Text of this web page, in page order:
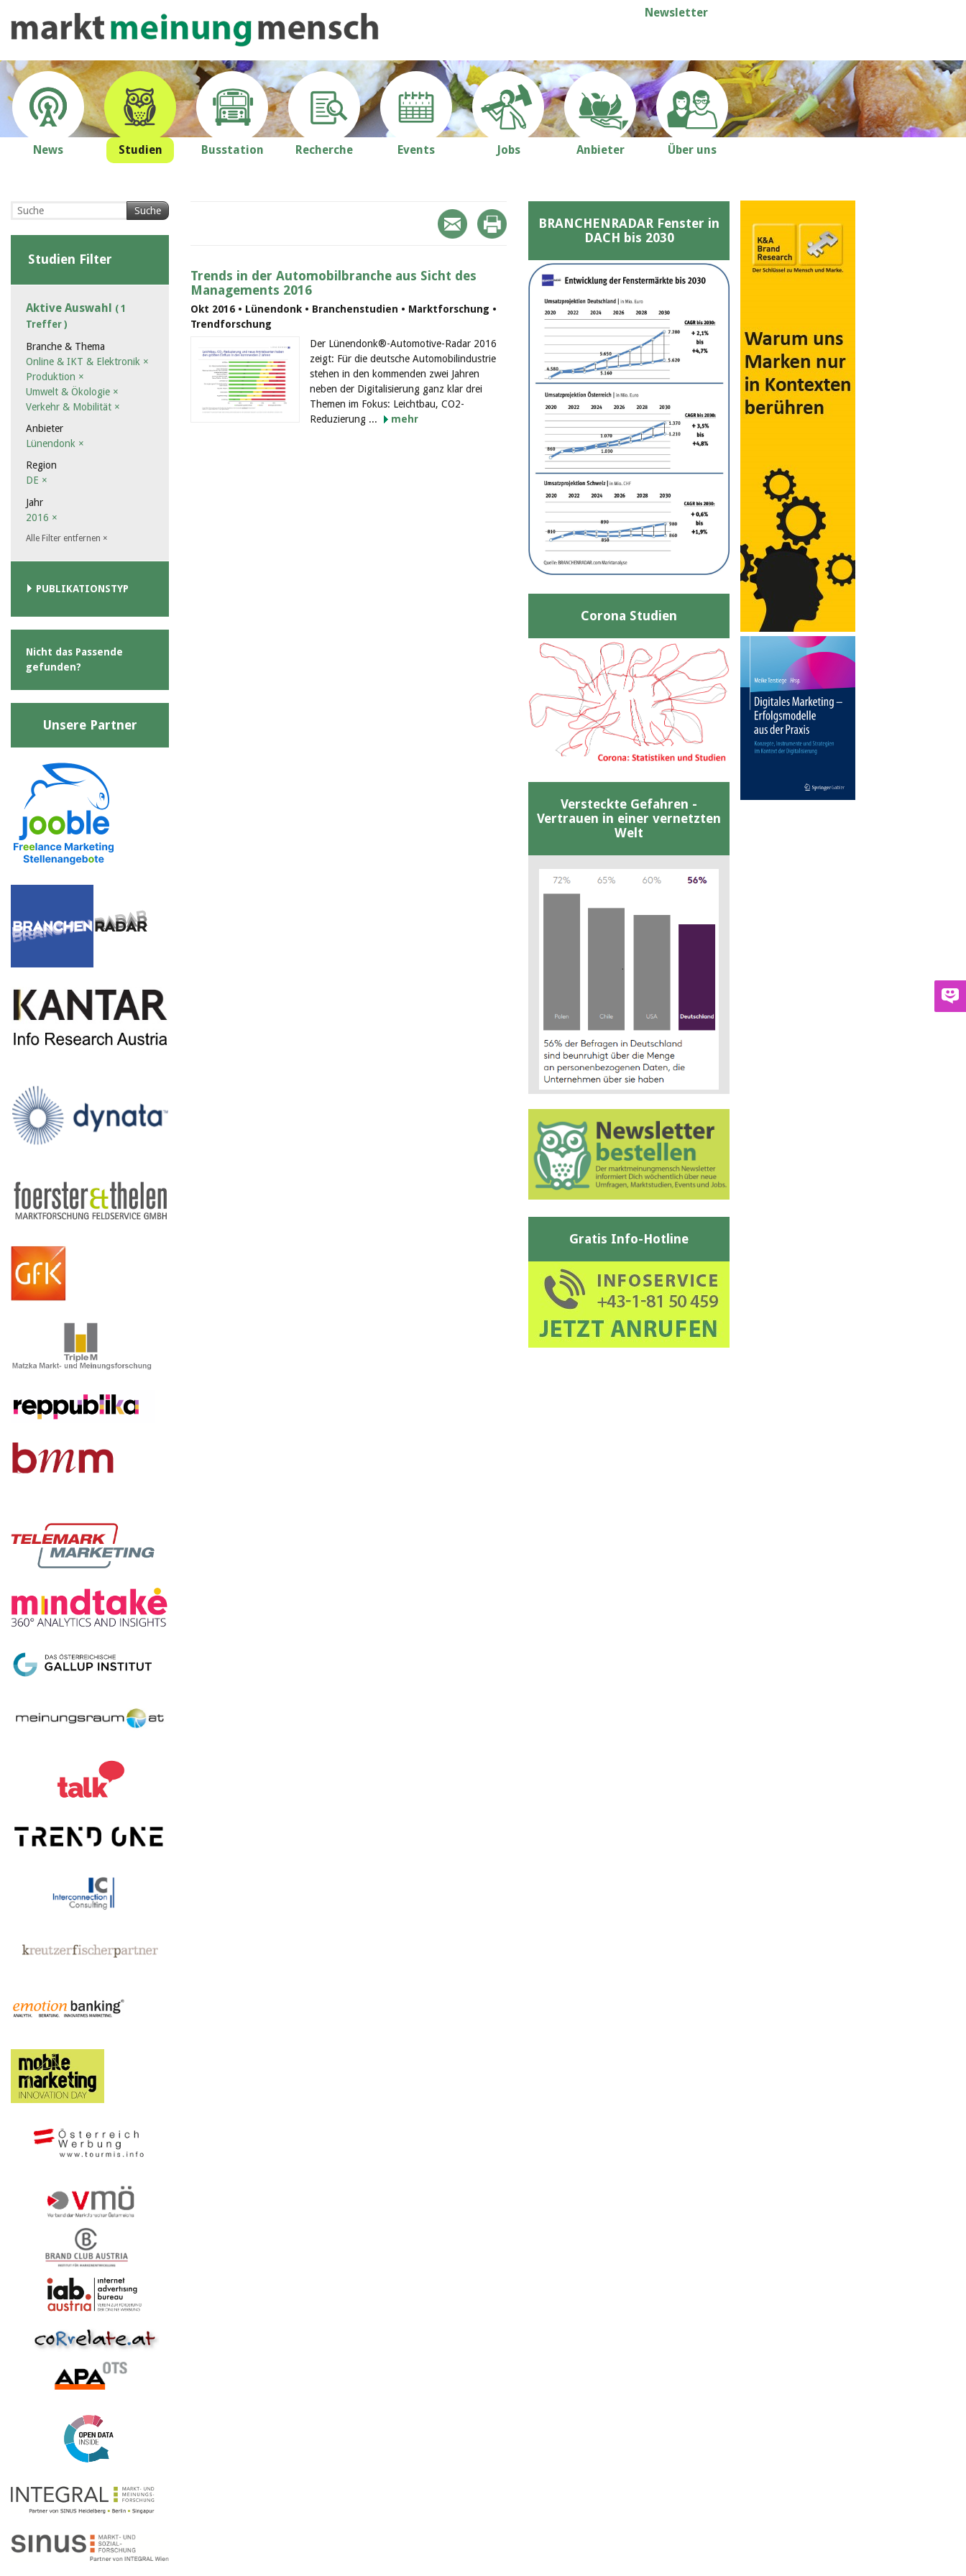
Newsletter
News Studien Busstation Recherche Events Jobs Anbieter Über uns
Trends in der Automobilbranche aus Sicht des
Managements 2016
Okt 2016 • Lünendonk • Branchenstudien • Marktforschung •
Trendforschung
Der Lünendonk®-Automotive-Radar 2016
zeigt: Für die deutsche Automobilindustrie
stehen in den kommenden zwei Jahren
neben der Digitalisierung ganz klar drei
Themen im Fokus: Leichtbau, CO2-
Reduzierung ...
mehr
Suche
Studien Filter
Aktive Auswahl ( 1
Treffer )
Branche & Thema
Online & IKT & Elektronik ×
Produktion ×
Umwelt & Ökologie ×
Verkehr & Mobilität ×
Anbieter
Lünendonk ×
Region
DE ×
Jahr
2016 ×
Alle Filter entfernen ×
PUBLIKATIONSTYP
Nicht das Passende
gefunden?
Unsere Partner
BRANCHENRADAR Fenster in
DACH bis 2030
Corona Studien
Versteckte Gefahren -
Vertrauen in einer vernetzten
Welt
Gratis Info-Hotline